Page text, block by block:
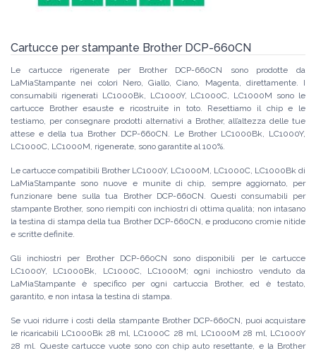
Cartucce per stampante Brother DCP-660CN
Le cartucce rigenerate per Brother DCP-660CN sono prodotte da
LaMiaStampante nei colori Nero, Giallo, Ciano, Magenta, direttamente. I
consumabili rigenerati LC1000Bk, LC1000Y, LC1000C, LC1000M sono le
cartucce Brother esauste e ricostruite in toto. Resettiamo il chip e le
testiamo, per consegnare prodotti alternativi a Brother, all’altezza delle tue
attese e della tua Brother DCP-660CN. Le Brother LC1000Bk, LC1000Y,
LC1000C, LC1000M, rigenerate, sono garantite al 100%.
Le cartucce compatibili Brother LC1000Y, LC1000M, LC1000C, LC1000Bk di
LaMiaStampante sono nuove e munite di chip, sempre aggiornato, per
funzionare bene sulla tua Brother DCP-660CN. Questi consumabili per
stampante Brother, sono riempiti con inchiostri di ottima qualità; non intasano
la testina di stampa della tua Brother DCP-660CN, e producono cromie nitide
e scritte definite.
Gli inchiostri per Brother DCP-660CN sono disponibili per le cartucce
LC1000Y, LC1000Bk, LC1000C, LC1000M; ogni inchiostro venduto da
LaMiaStampante è specifico per ogni cartuccia Brother, ed è testato,
garantito, e non intasa la testina di stampa.
Se vuoi ridurre i costi della stampante Brother DCP-660CN, puoi acquistare
le ricaricabili LC1000Bk 28 ml, LC1000C 28 ml, LC1000M 28 ml, LC1000Y
28 ml. Queste cartucce vuote sono con chip auto resettante, e la Brother